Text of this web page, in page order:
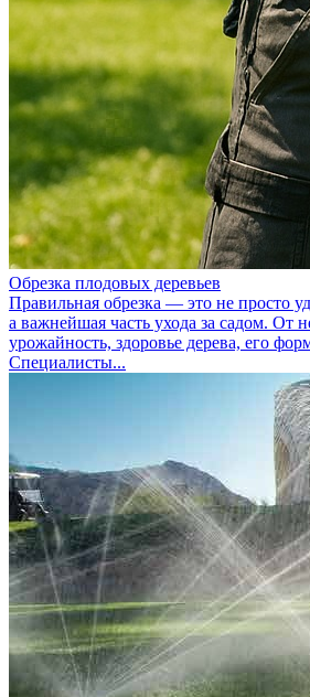
Обрезка плодовых деревьев
Правильная обрезка — это не просто
а важнейшая часть ухода за садом. От
урожайность, здоровье дерева, его
Специалисты...